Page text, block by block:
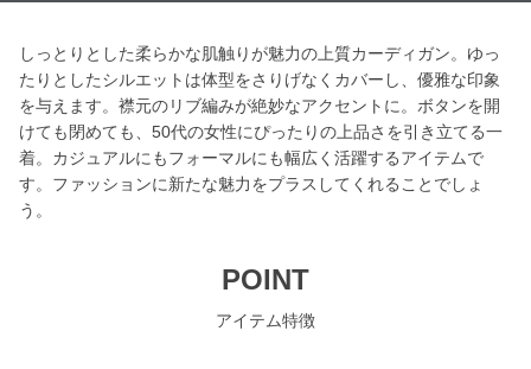
しっとりとした柔らかな肌触りが魅力の上質カーディガン。ゆっ
たりとしたシルエットは体型をさりげなくカバーし、優雅な印象
を与えます。襟元のリブ編みが絶妙なアクセントに。ボタンを開
けても閉めても、50代の女性にぴったりの上品さを引き立てる一
着。カジュアルにもフォーマルにも幅広く活躍するアイテムで
す。ファッションに新たな魅力をプラスしてくれることでしょ
う。
POINT
アイテム特徴